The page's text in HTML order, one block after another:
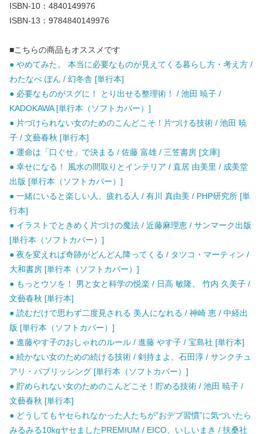
ISBN-10：4840149976
ISBN-13：9784840149976
■こちらの商品もオススメです
● やめてみた。 本当に必要なものが見えてくる暮らし方・考え方 /
わたなべ ぽん / 幻冬舎 [単行本]
● 必要なものがスグに！ とり出せる整理術！ / 池田 暁子 /
KADOKAWA [単行本（ソフトカバー）]
● 片づけられない女のためのこんどこそ！片づける技術 / 池田 暁
子 / 文藝春秋 [単行本]
● 運命は「口ぐせ」で決まる / 佐藤 富雄 / 三笠書房 [文庫]
● 幸せになる！ 風水の間取りとインテリア / 直居 由美里 / 成美堂
出版 [単行本（ソフトカバー）]
● 一緒にいると楽しい人、疲れる人 / 有川 真由美 / PHP研究所 [単
行本]
● イラストでときめく片づけの魔法 / 近藤麻理恵 / サンマーク出版
[単行本（ソフトカバー）]
● 夜を変えれば奇跡がどんどん降ってくる / タツコ・マーティン /
大和書房 [単行本（ソフトカバー）]
● もっとウソを！ 男と女と科学の悦楽 / 日高 敏隆、 竹内 久美子 /
文藝春秋 [単行本]
● 読むだけで思わず二度見される 美人になれる / 神崎 恵 / 中経出
版 [単行本（ソフトカバー）]
● 進藤やす子のおしゃれのルール / 進藤 やす子 / 宝島社 [単行本]
● 続かない女のための続ける技術 / 剣持まよ、石田淳 / サンクチュ
アリ・パブリッシング [単行本（ソフトカバー）]
● 貯められない女のためのこんどこそ！貯める技術 / 池田 暁子 /
文藝春秋 [単行本]
● どうしてもヤセられなかった人たちが”おデブ習慣”に気づいたら
みるみる10kgヤセましたPREMIUM / EICO、いしいまき / 扶桑社